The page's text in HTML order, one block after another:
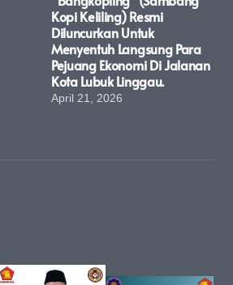
Kopi Keliling) Resmi
Diluncurkan Untuk
Menyentuh Langsung Para
Pejuang Ekonomi Di Jalanan
Kota Lubuk Linggau.
April 21, 2026